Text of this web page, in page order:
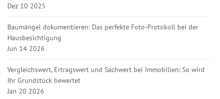
Dez 10 2025
Baumängel dokumentieren: Das perfekte Foto-Protokoll bei der
Hausbesichtigung
Jun 14 2026
Vergleichswert, Ertragswert und Sachwert bei Immobilien: So wird
Ihr Grundstück bewertet
Jan 20 2026